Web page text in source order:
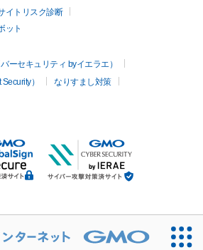
イトリスク診断
ット
ーセキュリティ byイエラエ）
）
なりすまし対策